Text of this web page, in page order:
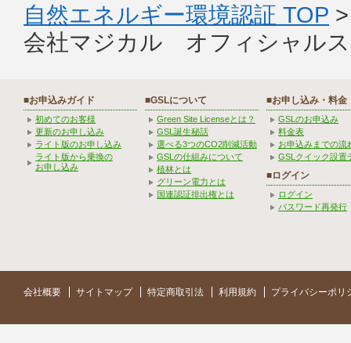
自然エネルギー環境認証 TOP
会社マジカル オフィシャル
■お申込みガイド
初めてのお客様
更新のお申し込み
ライト版のお申し込み
ライト版から乗換の
お申し込み
■GSLについて
Green Site Licenseとは？
GSL誕生秘話
選べる3つのCO2削減活動
GSLの仕組みについて
植林とは
グリーン電力とは
国連認証排出権とは
■お申し込み・料金
GSLのお申込み
料金表
お申込みまでの流
GSLクイック設置
■ログイン
ログイン
パスワード再発行
会社概要 サイトマップ 特定商取引法 利用規約 プライバシーポリ